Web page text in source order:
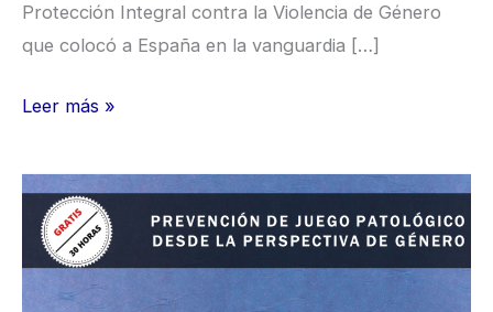
Protección Integral contra la Violencia de Género
que colocó a España en la vanguardia […]
Leer más »
Curso
“Prevención
juego